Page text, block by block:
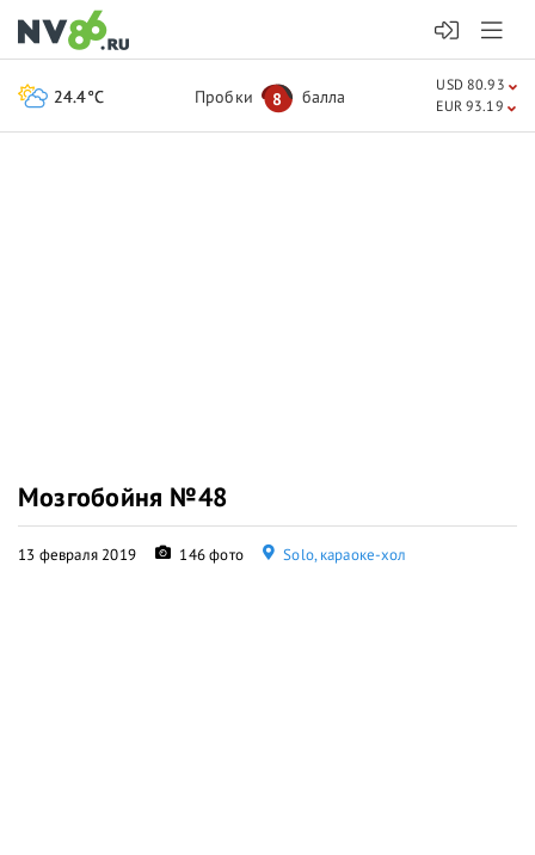
Мозгобойня №48
13 февраля 2019 146 фото Solo, караоке-хол
24.4°C Пробки 8 балла
USD 80.93
EUR 93.19